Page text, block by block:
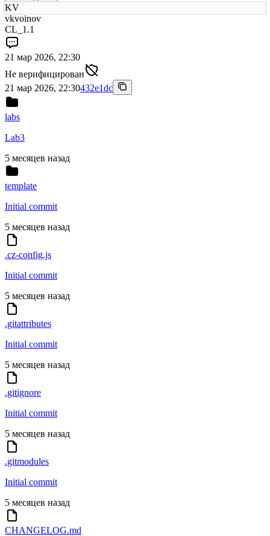
KV
vkvoinov
CL_1.1
21 мар 2026, 22:30
Не верифицирован
21 мар 2026, 22:30432e1dc
labs
Lab3
5 месяцев назад
template
Initial commit
5 месяцев назад
.cz-config.js
Initial commit
5 месяцев назад
.gitattributes
Initial commit
5 месяцев назад
.gitignore
Initial commit
5 месяцев назад
.gitmodules
Initial commit
5 месяцев назад
CHANGELOG.md